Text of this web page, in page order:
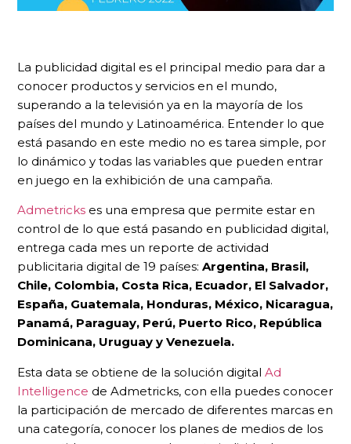
La publicidad digital es el principal medio para dar a
conocer productos y servicios en el mundo,
superando a la televisión ya en la mayoría de los
países del mundo y Latinoamérica. Entender lo que
está pasando en este medio no es tarea simple, por
lo dinámico y todas las variables que pueden entrar
en juego en la exhibición de una campaña.
Admetricks es una empresa que permite estar en
control de lo que está pasando en publicidad digital,
entrega cada mes un reporte de actividad
publicitaria digital de 19 países: Argentina, Brasil,
Chile, Colombia, Costa Rica, Ecuador, El Salvador,
España, Guatemala, Honduras, México, Nicaragua,
Panamá, Paraguay, Perú, Puerto Rico, República
Dominicana, Uruguay y Venezuela.
Esta data se obtiene de la solución digital Ad
Intelligence de Admetricks, con ella puedes conocer
la participación de mercado de diferentes marcas en
una categoría, conocer los planes de medios de los